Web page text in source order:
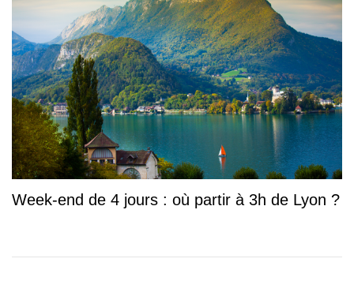
Week-end de 4 jours : où partir à 3h de Lyon ?